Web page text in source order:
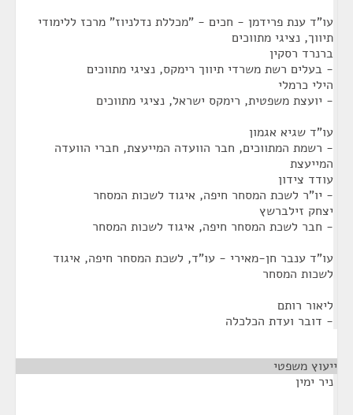
עו"ד ענת פרידמן - חכים - "מכללת נדלניוז" מרכז ללימודי
תיווך, נציגי מתווכים
ברנרד רסקין
- בעלים רשת משרדי תיווך רימקס, נציגי מתווכים
הילי כרמלי
- יועצת משפטית, רימקס ישראל, נציגי מתווכים
עו"ד שגיא אגמון
- רשמת המתווכים, חבר הוועדה המייעצת, חברי הוועדה
המייעצת
עודד צידון
- יו"ר לשכת המסחר חיפה, איגוד לשכות המסחר
יצחק זילברשץ
- חבר לשכת המסחר חיפה, איגוד לשכות המסחר
עו"ד ענבר חן-מאירי - עו"ד, לשכת המסחר חיפה, איגוד
לשכות המסחר
ליאור רותם
- דובר ועדת הכלכלה
ייעוץ משפטי
ניר ימין